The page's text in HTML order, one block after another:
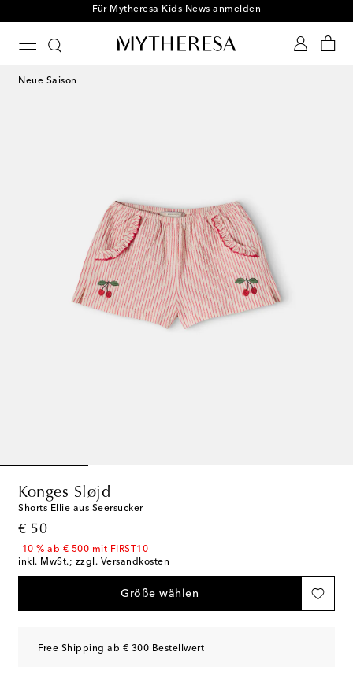
Für Mytheresa Kids News anmelden
Neue Saison
Konges Sløjd
Shorts Ellie aus Seersucker
€ 50
original price
-10 % ab € 500 mit FIRST10
inkl. MwSt.; zzgl. Versandkosten
Größe wählen
Free Shipping ab € 300 Bestellwert